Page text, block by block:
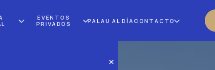
EVENTOS
PRIVADOS
PALAU AL DÍA CONTACTO
×